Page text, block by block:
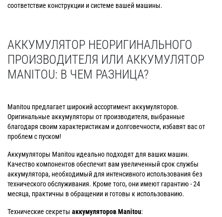
соответствие конструкции и системе вашей машины.
АККУМУЛЯТОР НЕОРИГИНАЛЬНОГО
ПРОИЗВОДИТЕЛЯ ИЛИ АККУМУЛЯТОР
MANITOU: В ЧЕМ РАЗНИЦА?
Manitou предлагает широкий ассортимент аккумуляторов.
Оригинальные аккумуляторы от производителя, выбранные
благодаря своим характеристикам и долговечности, избавят вас от
проблем с пуском!
Аккумуляторы Manitou идеально подходят для ваших машин.
Качество компонентов обеспечит вам увеличенный срок службы
аккумулятора, необходимый для интенсивного использования без
технического обслуживания. Кроме того, они имеют гарантию - 24
месяца, практичны в обращении и готовы к использованию.
Технические секреты аккумуляторовManitou: